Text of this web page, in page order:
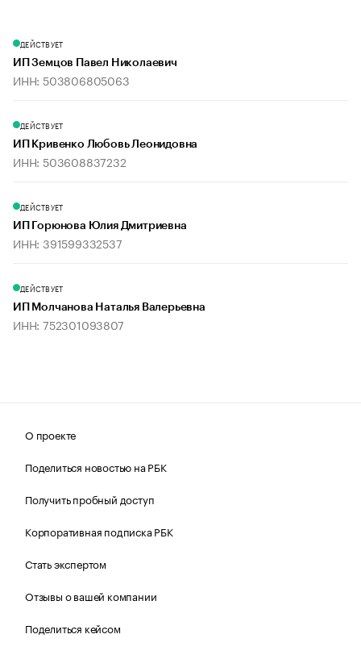
ДЕЙСТВУЕТ
ИП Земцов Павел Николаевич
ИНН: 503806805063
ДЕЙСТВУЕТ
ИП Кривенко Любовь Леонидовна
ИНН: 503608837232
ДЕЙСТВУЕТ
ИП Горюнова Юлия Дмитриевна
ИНН: 391599332537
ДЕЙСТВУЕТ
ИП Молчанова Наталья Валерьевна
ИНН: 752301093807
О проекте
Поделиться новостью на РБК
Получить пробный доступ
Корпоративная подписка РБК
Стать экспертом
Отзывы о вашей компании
Поделиться кейсом